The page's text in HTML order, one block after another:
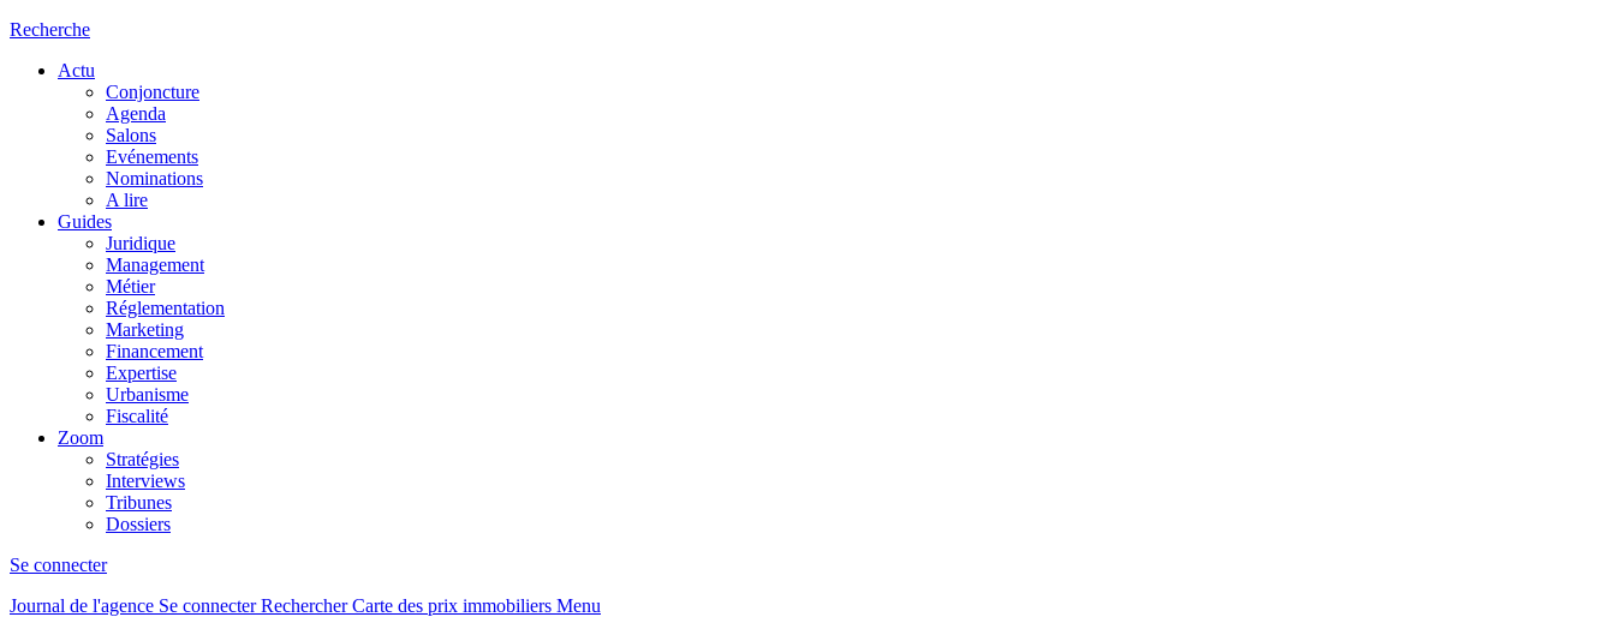
Recherche
Actu
Conjoncture
Agenda
Salons
Evénements
Nominations
A lire
Guides
Juridique
Management
Métier
Réglementation
Marketing
Financement
Expertise
Urbanisme
Fiscalité
Zoom
Stratégies
Interviews
Tribunes
Dossiers
Se connecter
Journal de l'agence Se connecterRechercher Carte des prix immobiliers Menu